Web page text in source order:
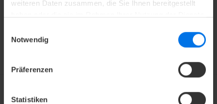
weiteren Daten zusammen, die Sie Ihnen bereitgestellt
Notwendig
Präferenzen
Statistiken
rundum wohlfühlen.
V Mehr erfahren